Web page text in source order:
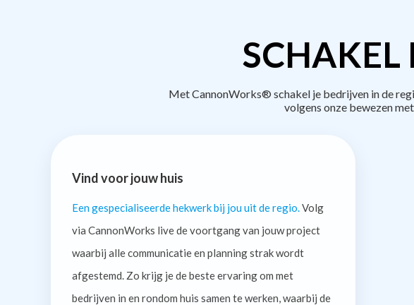
SCHAKEL
Met CannonWorks® schakel je bedrijven in de
volgens onze bewezen
Vind voor jouw huis
Een gespecialiseerde hekwerk bij jou uit de regio. Volg
via CannonWorks live de voortgang van jouw project
waarbij alle communicatie en planning strak wordt
afgestemd. Zo krijg je de beste ervaring om met
bedrijven in en rondom huis samen te werken, waarbij de